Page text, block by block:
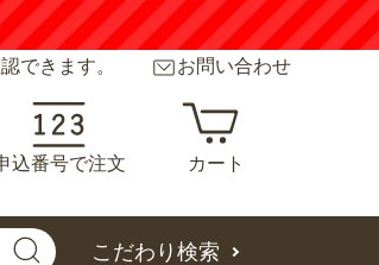
できます。 お問い合わせ
込番号で注文 カート
こだわり検索